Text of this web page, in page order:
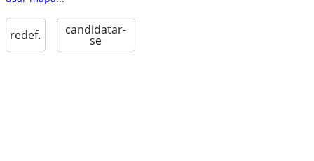
redef. candidatar-
se